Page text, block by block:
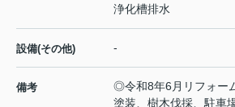
浄化槽排水
設備(その他) -
備考
◎令和8年6月リフォー
塗装、樹木伐採、駐車